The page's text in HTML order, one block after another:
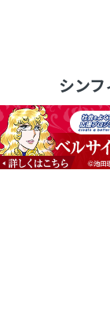
シン